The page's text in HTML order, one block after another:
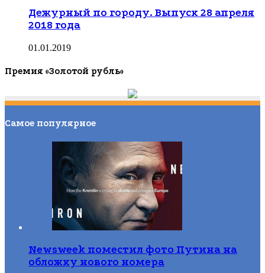
Дежурный по городу. Выпуск 28 апреля
2018 года
01.01.2019
Премия «Золотой рубль»
Самое популярное
Newsweek поместил фото Путина на
обложку нового номера